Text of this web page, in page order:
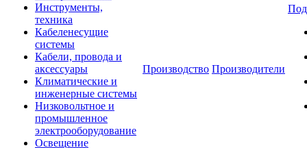
Инструменты,
техника
Кабеленесущие
системы
Кабели, провода и
аксессуары
Климатические и
инженерные системы
Низковольтное и
промышленное
электрооборудование
Освещение
Производство Производители